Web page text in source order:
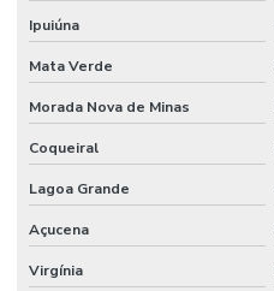
Ipuiúna
Mata Verde
Morada Nova de Minas
Coqueiral
Lagoa Grande
Açucena
Virgínia